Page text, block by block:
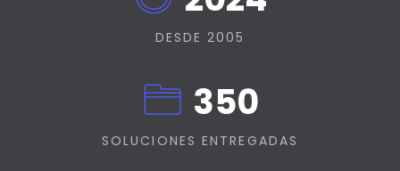
DESDE 2005
350
SOLUCIONES ENTREGADAS